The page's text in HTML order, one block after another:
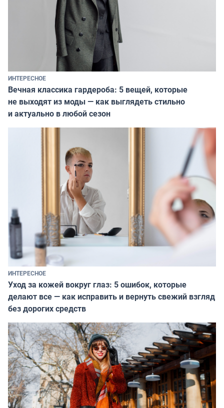
ИНТЕРЕСНОЕ
Вечная классика гардероба: 5 вещей, которые
не выходят из моды — как выглядеть стильно
и актуально в любой сезон
ИНТЕРЕСНОЕ
Уход за кожей вокруг глаз: 5 ошибок, которые
делают все — как исправить и вернуть свежий взгляд
без дорогих средств